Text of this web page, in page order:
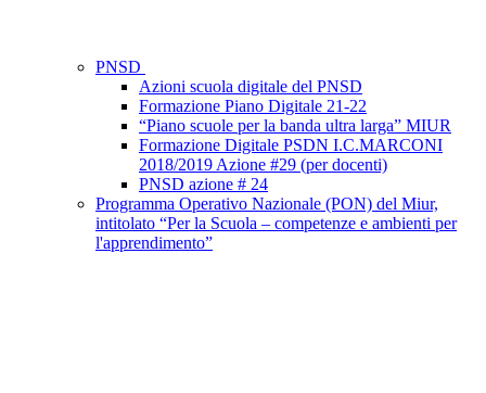
PNSD
Azioni scuola digitale del PNSD
Formazione Piano Digitale 21-22
“Piano scuole per la banda ultra larga” MIUR
Formazione Digitale PSDN I.C.MARCONI
2018/2019 Azione #29 (per docenti)
PNSD azione # 24
Programma Operativo Nazionale (PON) del Miur,
intitolato “Per la Scuola – competenze e ambienti per
l'apprendimento”